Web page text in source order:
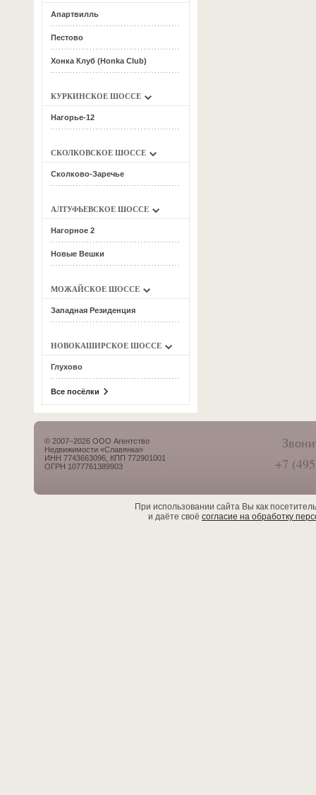
Апартвилль
Пестово
Хонка Клуб (Honka Club)
КУРКИНСКОЕ ШОССЕ
Нагорье-12
СКОЛКОВСКОЕ ШОССЕ
Сколково-Заречье
АЛТУФЬЕВСКОЕ ШОССЕ
Нагорное 2
Новые Вешки
МОЖАЙСКОЕ ШОССЕ
Западная Резиденция
НОВОКАШИРСКОЕ ШОССЕ
Глухово
Все посёлки
© 2007–2026 ООО Агентство
Недвижимости «Славянка»
ИНН 7743663096, КПП 772901001
ОГРН 1077761389903
+7
При использовании сайта Вы как
и даёте своё согласие на обработку